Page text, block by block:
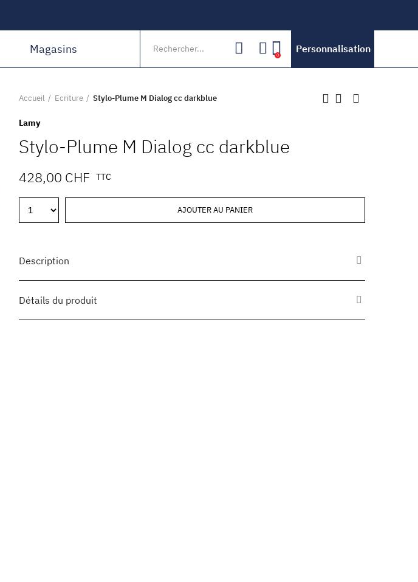
Magasins 0
Personnalisation
Accueil Ecriture Stylo-Plume M Dialog cc darkblue
Lamy
Stylo-Plume M Dialog cc darkblue
428,00 CHF TTC
AJOUTER AU PANIER
Description
Détails du produit